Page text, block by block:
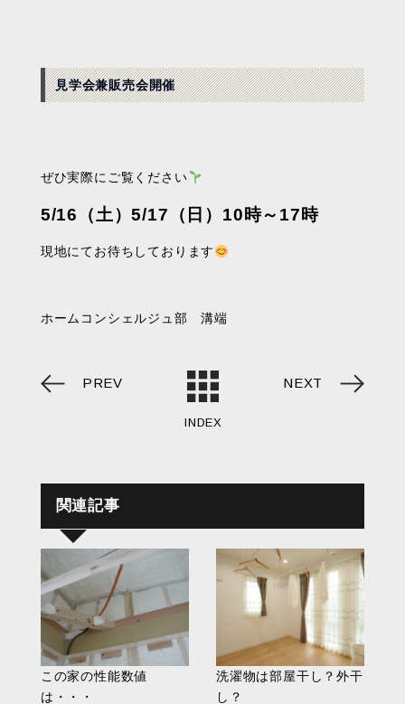
見学会兼販売会開催
ぜひ実際にご覧ください
5/16（土）5/17（日）10時～17時
現地にてお待ちしております
ホームコンシェルジュ部 溝端
PREV
INDEX
NEXT
関連記事
この家の性能数値
は・・・
洗濯物は部屋干し？外干
し？